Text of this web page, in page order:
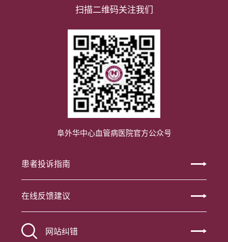
扫描二维码关注我们
阜外华中心血管病医院官方公众号
患者投诉指南
在线反馈建议
网站纠错